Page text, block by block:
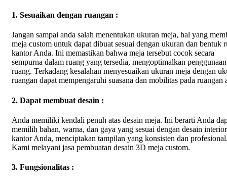
1. Sesuaikan dengan ruangan :
Jangan sampai anda salah menentukan ukuran meja, hal yang
meja custom untuk dapat dibuat sesuai dengan ukuran dan bentuk
kantor Anda. Ini memastikan bahwa meja tersebut cocok secara
sempurna dalam ruang yang tersedia, mengoptimalkan penggunaan
ruang. Terkadang kesalahan menyesuaikan ukuran meja dengan
ruangan dapat mempengaruhi suasana dan mobilitas pada ruangan
2. Dapat membuat desain :
Anda memiliki kendali penuh atas desain meja. Ini berarti Anda
memilih bahan, warna, dan gaya yang sesuai dengan desain interior
kantor Anda, menciptakan tampilan yang konsisten dan
Kami melayani jasa pembuatan desain 3D meja custom.
3. Fungsionalitas :